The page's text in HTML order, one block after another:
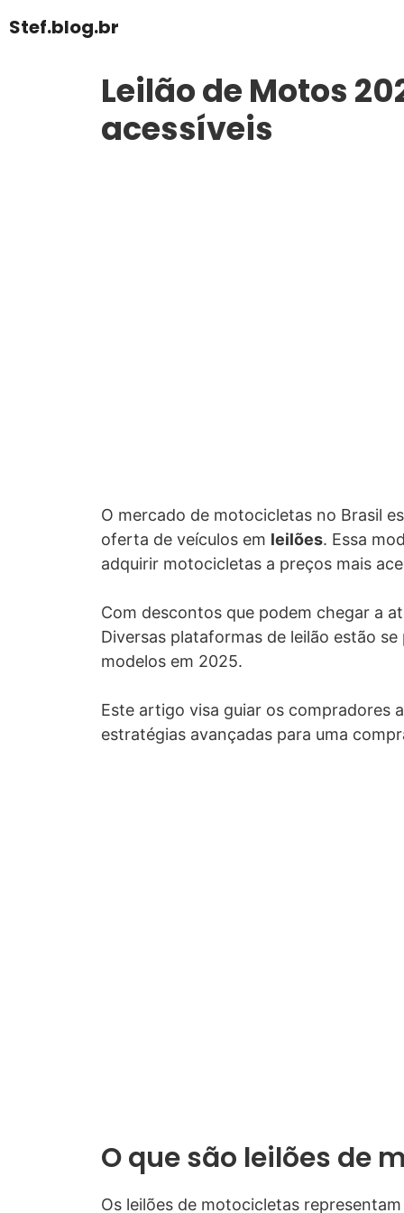
para
Stef.blog.br
Leilão de Motos
acessíveis
O mercado de motocicletas no Brasil
oferta de veículos em leilões. Essa
adquirir motocicletas a preços mais
Com descontos que podem chegar a
Diversas plataformas de leilão estão
modelos em 2025.
Este artigo visa guiar os compradores
estratégias avançadas para uma
O que são leilões de
Os leilões de motocicletas